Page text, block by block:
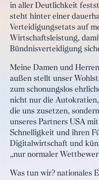
in aller Deutlichkeit
steht hinter einer
Verteidigungsetats auf
Wirtschaftsleistung,
Bündnisverteidigung
Meine Damen und
außen stellt unser
zum schonungslos
nicht nur die
die uns zusetzen,
unseres Partners USA
Schnelligkeit und ihren
Digitalwirtschaft und
„nur normaler
Was tun wir? nationales